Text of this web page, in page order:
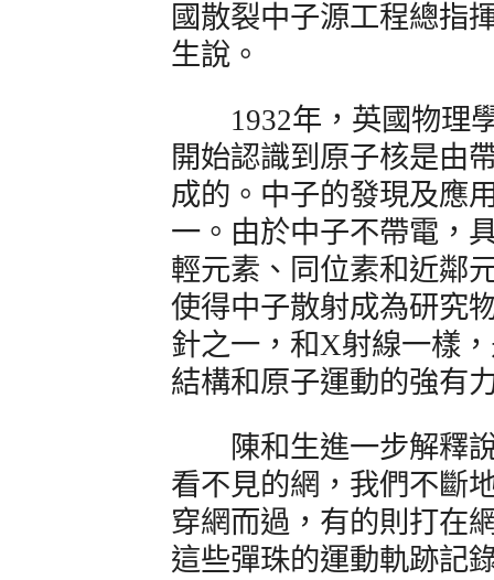
國散裂中子源工程總指
生說。
1932年，英國物理學
開始認識到原子核是由
成的。中子的發現及應
一。由於中子不帶電，
輕元素、同位素和近鄰
使得中子散射成為研究
針之一，和X射線一樣
結構和原子運動的強有
陳和生進一步解釋說
看不見的網，我們不斷
穿網而過，有的則打在
這些彈珠的運動軌跡記